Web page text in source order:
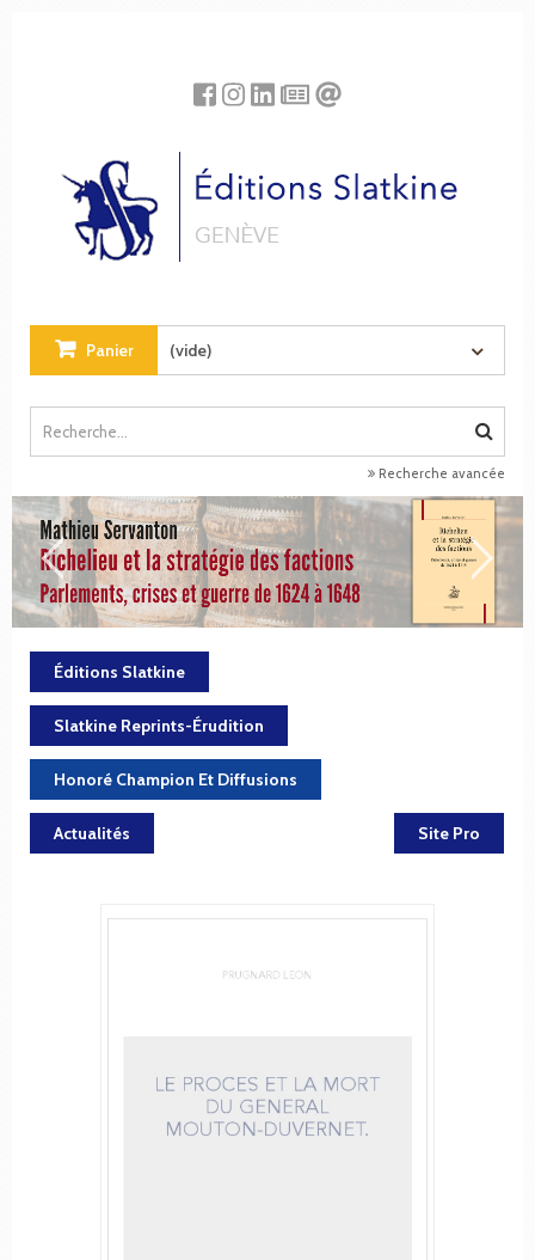
Panier (vide)
Recherche avancée
Éditions Slatkine
Slatkine Reprints-Érudition
Honoré Champion Et Diffusions
Actualités Site Pro